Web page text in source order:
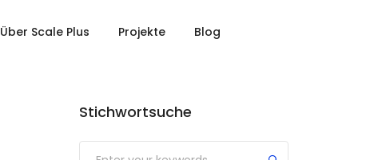
Über Scale Plus Projekte Blog
Stichwortsuche